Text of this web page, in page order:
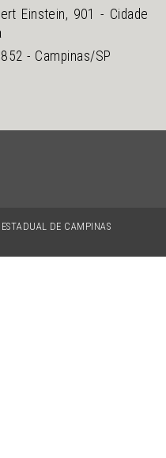
DE CAMPINAS
Einstein, 901 - Cidade
- Campinas/SP